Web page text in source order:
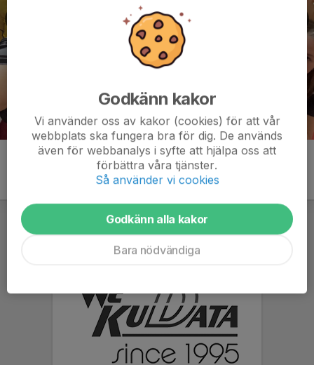
Godkänn kakor
Vi använder oss av kakor (cookies) för att vår
webbplats ska fungera bra för dig. De används
även för webbanalys i syfte att hjälpa oss att
förbättra våra tjänster.
Så använder vi cookies
Godkänn alla kakor
Bara nödvändiga